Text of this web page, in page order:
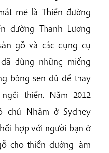
mẻ là Thiền đường
đường Thanh Lương
gỗ và các dụng cụ
dùng những miếng
bông sen đủ để thay
thiền. Năm 2012
chú Nhâm ở Sydney
hợp với người bạn ở
cho thiền đường làm